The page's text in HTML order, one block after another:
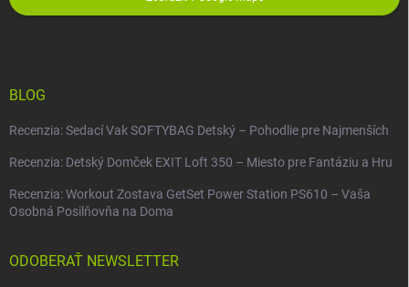
BLOG
Recenzia: Sedací Vak SOFTYBAG Detský – Pohodlie pre Najmenších
Recenzia: Detský Domček EXIT Loft 350 – Miesto pre Fantáziu a Hru
Recenzia: Workout Zostava GetSet Power Station PS610 – Vaša
Osobná Posilňovňa na Doma
ODOBERAŤ NEWSLETTER